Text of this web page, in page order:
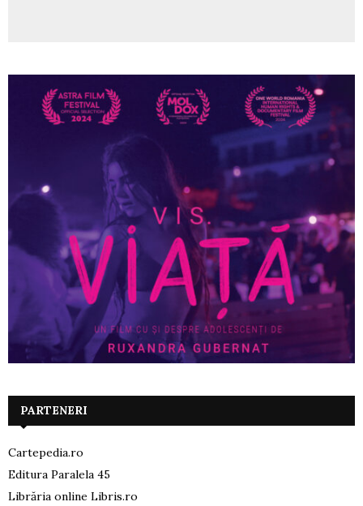
PARTENERI
Cartepedia.ro
Editura Paralela 45
Librăria online Libris.ro